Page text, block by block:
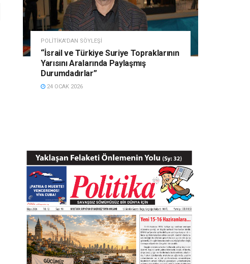
POLITIKA'DAN SÖYLEŞI
“İsrail ve Türkiye Suriye Topraklarının
Yarısını Aralarında Paylaşmış
Durumdadırlar”
24 OCAK 2026